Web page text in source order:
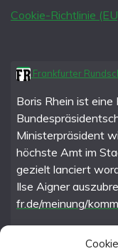
Cookie-Richtlinie
Frankfurter
Boris Rhein ist
Ministerpräsident
höchste Amt im
gezielt lanciert
Ilse Aigner
fr.de/meinung/